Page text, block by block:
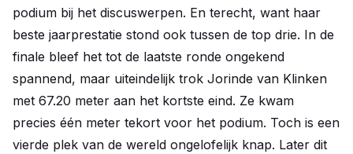
podium bij het discuswerpen. En terecht, want haar
beste jaarprestatie stond ook tussen de top drie. In de
finale bleef het tot de laatste ronde ongekend
spannend, maar uiteindelijk trok Jorinde van Klinken
met 67.20 meter aan het kortste eind. Ze kwam
precies één meter tekort voor het podium. Toch is een
vierde plek van de wereld ongelofelijk knap. Later dit